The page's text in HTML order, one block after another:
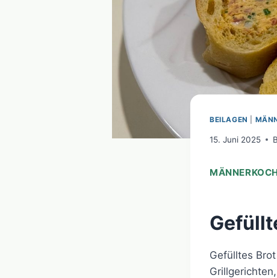
BEILAGEN
15. Juni 2025
Gefülltes